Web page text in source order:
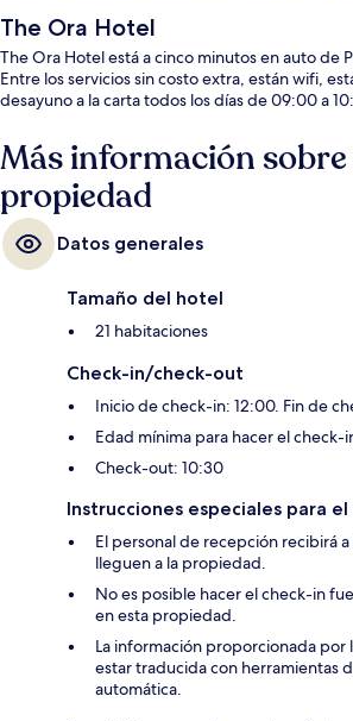
The Ora Hotel
The Ora Hotel está a cinco minutos en auto de
Entre los servicios sin costo extra, están wifi,
desayuno a la carta todos los días de 09:00 a
Más información sobre
propiedad
Datos generales
Tamaño del hotel
21 habitaciones
Check-in/check-out
Inicio de check-in: 12:00. Fin de
Edad mínima para hacer el check-
Check-out: 10:30
Instrucciones especiales para
El personal de recepción recibirá
lleguen a la propiedad.
No es posible hacer el check-in
en esta propiedad.
La información proporcionada
estar traducida con herramientas
automática.